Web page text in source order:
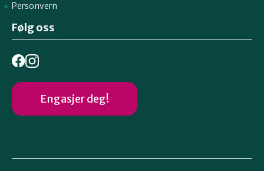
Personvern
Følg oss
Engasjer deg!